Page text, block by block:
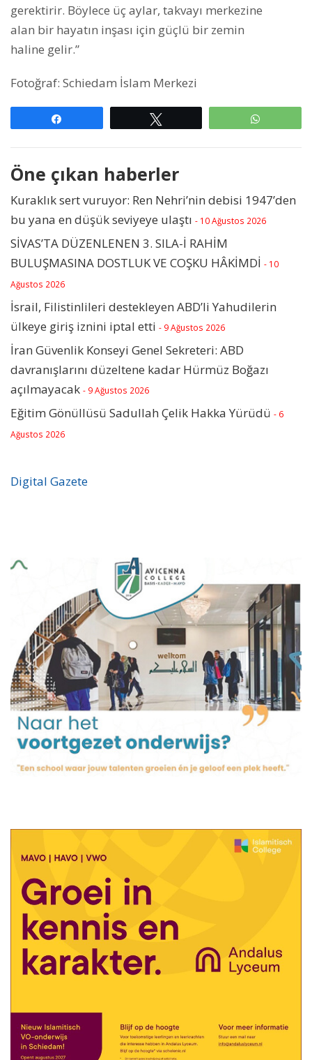
gerektirir. Böylece üç aylar, takvayı merkezine
alan bir hayatın inşası için güçlü bir zemin
haline gelir.”
Fotoğraf: Schiedam İslam Merkezi
Öne çıkan haberler
Kuraklık sert vuruyor: Ren Nehri’nin debisi 1947’den
bu yana en düşük seviyeye ulaştı - 10 Ağustos 2026
SİVAS’TA DÜZENLENEN 3. SILA-İ RAHİM
BULUŞMASINA DOSTLUK VE COŞKU HÂKİMDİ - 10
Ağustos 2026
İsrail, Filistinlileri destekleyen ABD’li Yahudilerin
ülkeye giriş iznini iptal etti - 9 Ağustos 2026
İran Güvenlik Konseyi Genel Sekreteri: ABD
davranışlarını düzeltene kadar Hürmüz Boğazı
açılmayacak - 9 Ağustos 2026
Eğitim Gönüllüsü Sadullah Çelik Hakka Yürüdü - 6
Ağustos 2026
Digital Gazete